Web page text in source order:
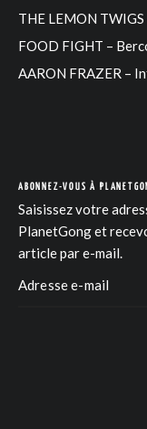
THE LEMON TWIGS
FOOD FIGHT –
AARON FRAZER –
ABONNEZ-VOUS À
Saisissez votre
PlanetGong et
article par e-mail.